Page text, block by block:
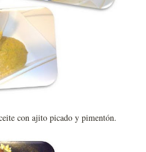
con ajito picado y pimentón.